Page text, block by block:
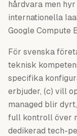
hårdvara men
internationella
Google Compute
För svenska
teknisk
specifika
erbjuder, (c) vill
managed blir
full kontroll över
dedikerad tech-